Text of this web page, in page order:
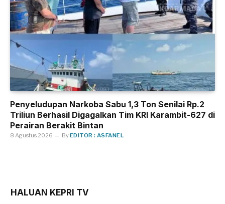
Penyeludupan Narkoba Sabu 1,3 Ton Senilai Rp.2
Triliun Berhasil Digagalkan Tim KRI Karambit-627 di
Perairan Berakit Bintan
8 Agustus 2026 ByEDITOR : ASFANEL
HALUAN KEPRI TV